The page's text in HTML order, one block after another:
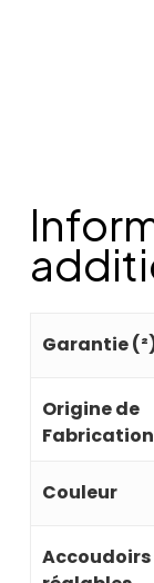
Garantie
Origine de
Fabrication
Couleur
Accoudoirs